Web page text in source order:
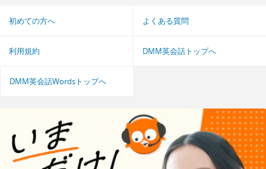
初めての方へ よくある質問
利用規約 DMM英会話トップへ
DMM英会話Wordsトップへ